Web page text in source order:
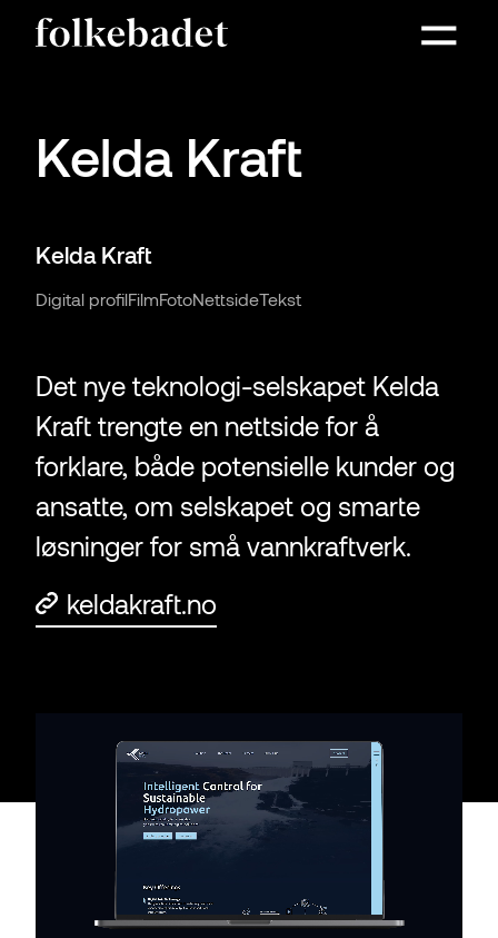
Kelda Kraft
Kelda Kraft
Digital profilFilmFotoNettsideTekst
Det nye teknologi-selskapet Kelda
Kraft trengte en nettside for å
forklare, både potensielle kunder og
ansatte, om selskapet og smarte
løsninger for små vannkraftverk.
keldakraft.no